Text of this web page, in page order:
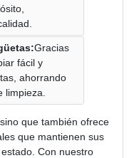
Gracias
fácil y
ahorrando
limpieza.
que también ofrece
que mantienen sus
Con nuestro